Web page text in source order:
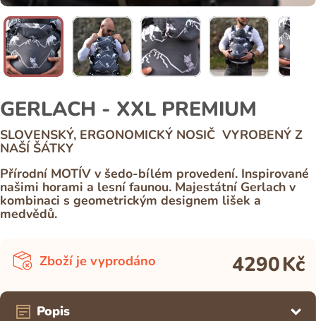
GERLACH - XXL PREMIUM
SLOVENSKÝ, ERGONOMICKÝ NOSIČ VYROBENÝ Z
NAŠÍ ŠÁTKY
Přírodní MOTÍV v šedo-bílém provedení. Inspirované
našimi horami a lesní faunou. Majestátní Gerlach v
kombinaci s geometrickým designem lišek a
medvědů.
Zboží je vyprodáno 4290Kč
Popis